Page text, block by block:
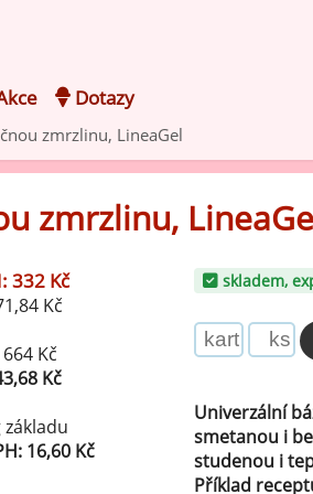
zmrzlinu, LineaGel
Čokoládové
Speciální
Kávové ochucovací
Dotazy
zmrzlinu,
332 Kč
Kč
Kč
Kč
16,60 Kč
skladem,
Univerzální
smetanou i
studenou i
Příklad